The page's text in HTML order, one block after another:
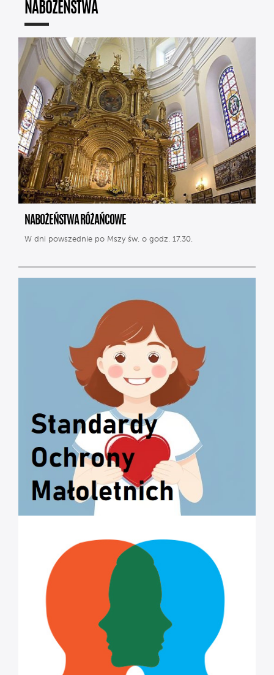
NABOŻEŃSTWA
NABOŻEŃSTWA RÓŻAŃCOWE
W dni powszednie po Mszy św. o godz. 17.30.